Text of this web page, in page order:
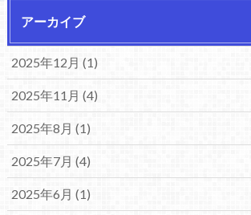
アーカイブ
2025年12月 (1)
2025年11月 (4)
2025年8月 (1)
2025年7月 (4)
2025年6月 (1)